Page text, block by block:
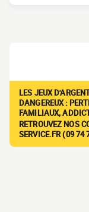
LES JEUX
DANGEREUX :
FAMILIAUX,
RETROUVEZ NOS
SERVICE.FR (09 74